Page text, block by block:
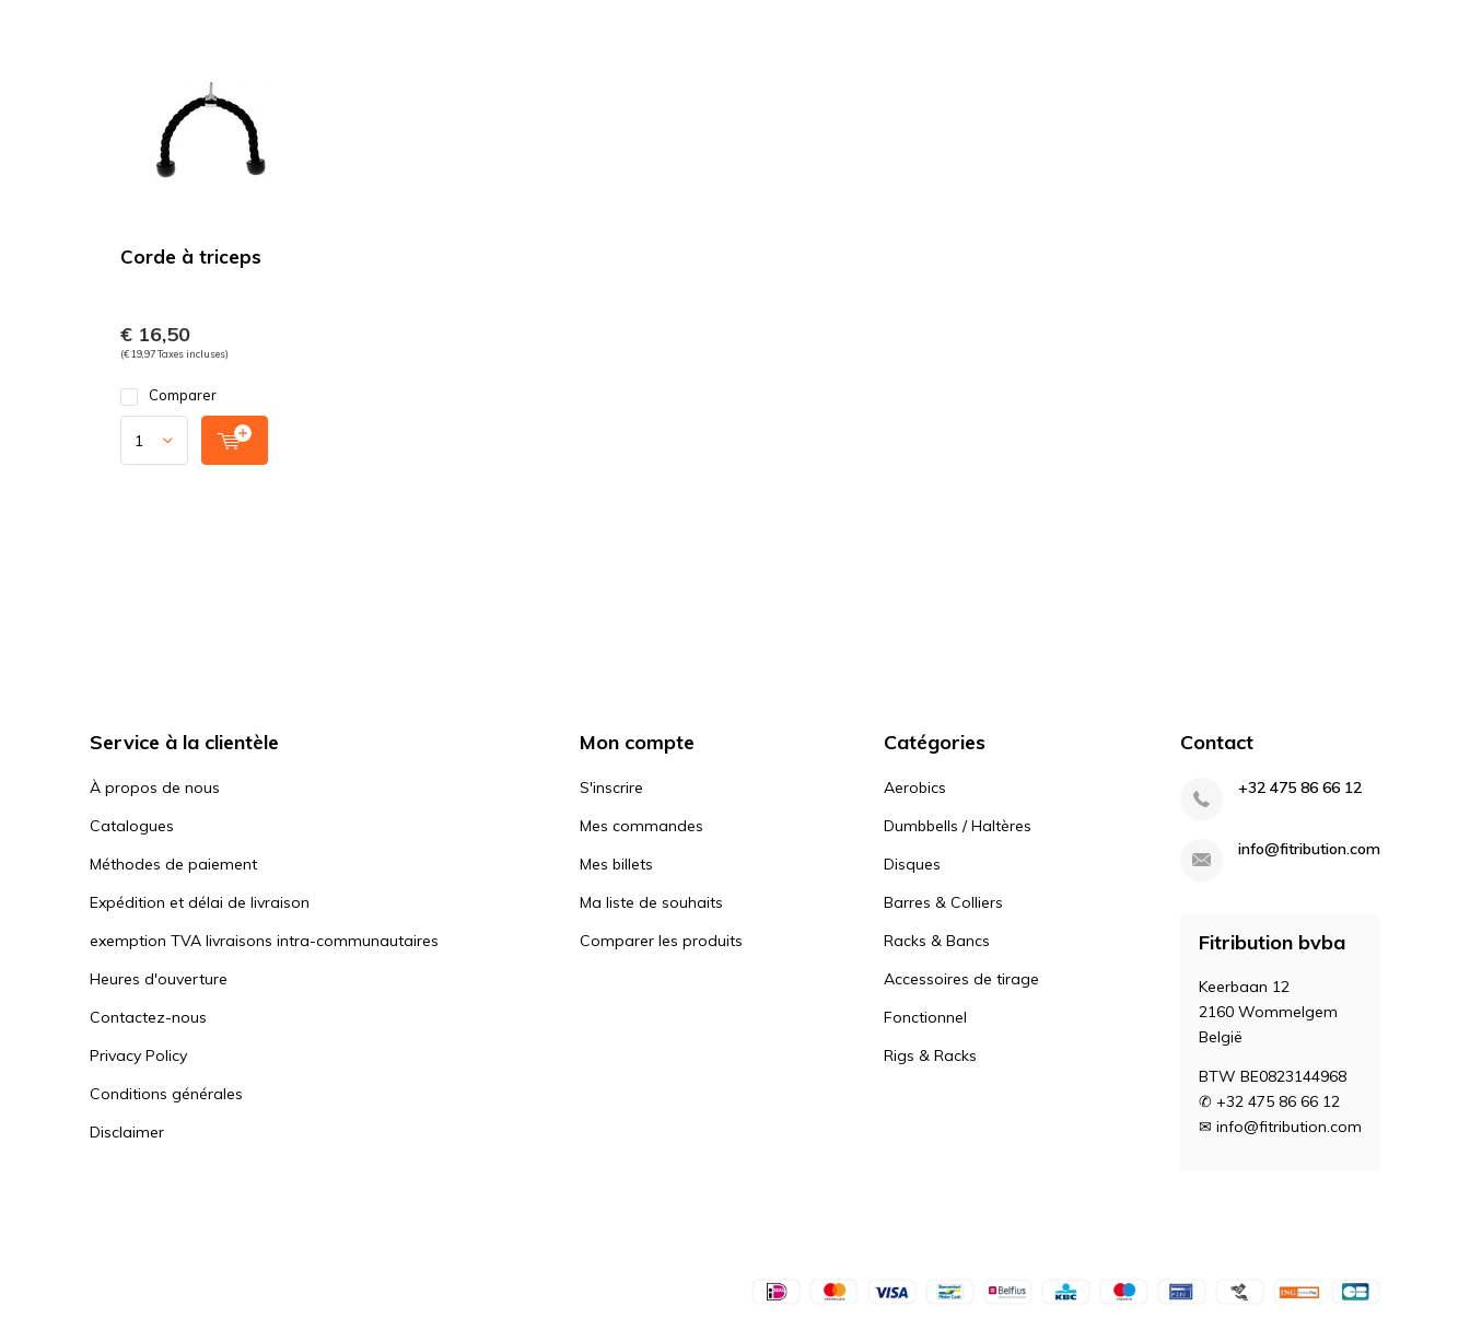
Corde à triceps
€ 16,50
(€ 19,97 Taxes incluses)
Comparer
Service à la clientèle
À propos de nous
Catalogues
Méthodes de paiement
Expédition et délai de livraison
exemption TVA livraisons intra-communautaires
Heures d'ouverture
Contactez-nous
Privacy Policy
Conditions générales
Disclaimer
Mon compte
S'inscrire
Mes commandes
Mes billets
Ma liste de souhaits
Comparer les produits
Catégories
Aerobics
Dumbbells / Haltères
Disques
Barres & Colliers
Racks & Bancs
Accessoires de tirage
Fonctionnel
Rigs & Racks
Contact
+32 475 86 66 12
info@fitribution.com
Fitribution bvba
Keerbaan 12
2160 Wommelgem
België
BTW BE0823144968
✆ +32 475 86 66 12
✉ info@fitribution.com